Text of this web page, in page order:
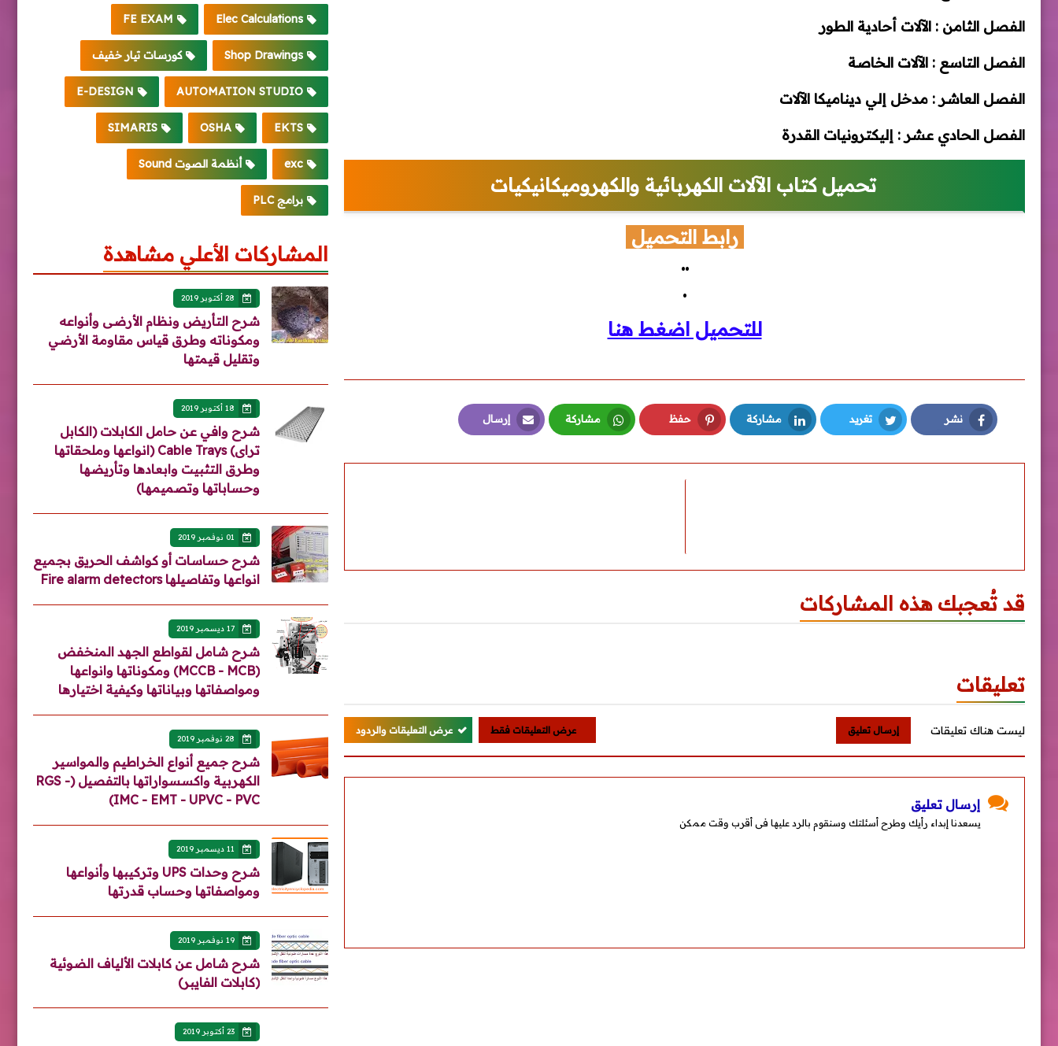
الفصل الثامن : الآلات أحادية الطور
الفصل التاسع : الآلات الخاصة
الفصل العاشر : مدخل إلي ديناميكا الآلات
الفصل الحادي عشر : إليكترونيات القدرة
تحميل كتاب الآلات الكهربائية والكهروميكانيكيات
رابط التحميل
..
.
للتحميل اضغط هنا
نشر تغريد مشاركة حفظ مشاركة إرسال
قد تُعجبك هذه المشاركات
تعليقات
ليست هناك تعليقات إرسال تعليق عرض التعليقات فقط عرض التعليقات والردود
إرسال تعليق
يسعدنا إبداء رأيك وطرح أسئلتك وسنقوم بالرد عليها فى أقرب وقت ممكن
Elec Calculations
FE EXAM
Shop Drawings كورسات تيار خفيف
AUTOMATION STUDIO
E-DESIGN
EKTS
OSHA
SIMARIS
exc أنظمة الصوت Sound
برامج PLC
المشاركات الأعلي مشاهدة
28 أكتوبر 2019
شرح التأريض ونظام الأرضى وأنواعه
ومكوناته وطرق قياس مقاومة الأرضي
وتقليل قيمتها
18 أكتوبر 2019
شرح وافي عن حامل الكابلات (الكابل
تراى) Cable Trays (انواعها وملحقاتها
وطرق التثبيت وابعادها وتأريضها
وحساباتها وتصميمها)
01 نوفمبر 2019
شرح حساسات أو كواشف الحريق بجميع
انواعها وتفاصيلها Fire alarm detectors
17 ديسمبر 2019
شرح شامل لقواطع الجهد المنخفض
(MCCB - MCB) ومكوناتها وانواعها
ومواصفاتها وبياناتها وكيفية اختيارها
28 نوفمبر 2019
شرح جميع أنواع الخراطيم والمواسير
الكهربية واكسسواراتها بالتفصيل (RGS -
IMC - EMT - UPVC - PVC)
11 ديسمبر 2019
شرح وحدات UPS وتركيبها وأنواعها
ومواصفاتها وحساب قدرتها
19 نوفمبر 2019
شرح شامل عن كابلات الألياف الضوئية
(كابلات الفايبر)
23 أكتوبر 2019